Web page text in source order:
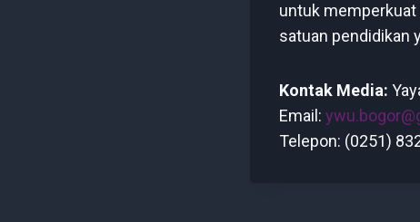
untuk memperkuat
satuan pendidikan
Kontak Media:
Email:
Telepon: (0251)